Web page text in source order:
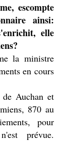
escompte
ainsi:
elle
la ministre
en cours
Auchan et
870 au
pour
prévue.